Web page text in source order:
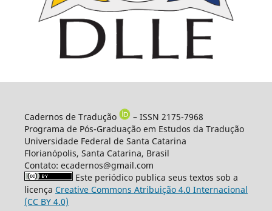
Cadernos de Tradução
– ISSN 2175-7968
Programa de Pós-Graduação em Estudos da Tradução
Universidade Federal de Santa Catarina
Florianópolis, Santa Catarina, Brasil
Contato: ecadernos@gmail.com
Este periódico publica seus textos sob a
licença Creative Commons Atribuição 4.0 Internacional
(CC BY 4.0)